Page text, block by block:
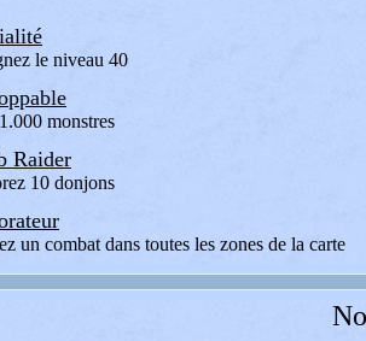
le niveau 40
monstres
Raider
10 donjons
un combat dans toutes les zones de la carte